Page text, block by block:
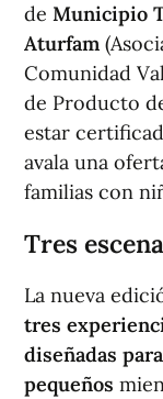
de Municipio
Aturfam
Comunidad
de Producto
estar
avala una
familias con
Tres
La nueva
tres
diseñadas
pequeños